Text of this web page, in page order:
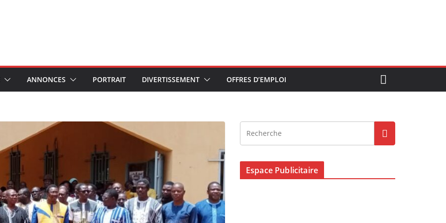
ANNONCES PORTRAIT DIVERTISSEMENT OFFRES D’EMPLOI
Espace Publicitaire